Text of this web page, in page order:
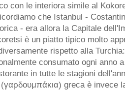
con le interiora simile al
che Istanbul -
- era allora la Capitale
è un piatto tipico molto
rispetto alla
consumato ogni anno
in tutte le stagioni
greca è invece